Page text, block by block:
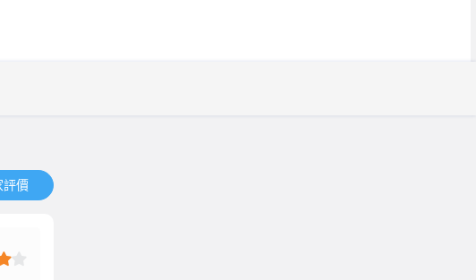
評價​